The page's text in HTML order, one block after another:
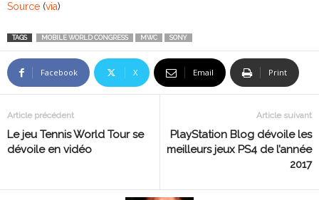
Source (via)
TAGS MOBILE WORLD CONGRESS MWC SONY
Facebook X Email Print
Article précédent
Le jeu Tennis World Tour se
dévoile en vidéo
Article suivant
PlayStation Blog dévoile les
meilleurs jeux PS4 de l’année
2017